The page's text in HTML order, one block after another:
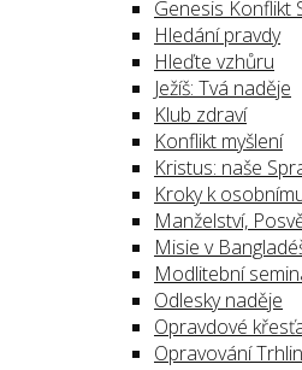
Genesis Konflikt
Hledání pravdy
Hleďte vzhůru
Ježíš: Tvá naděje
Klub zdraví
Konflikt myšlení
Kristus: naše
Kroky k
Manželství,
Misie v
Modlitební
Odlesky naděje
Opravdové
Opravování Trhlin